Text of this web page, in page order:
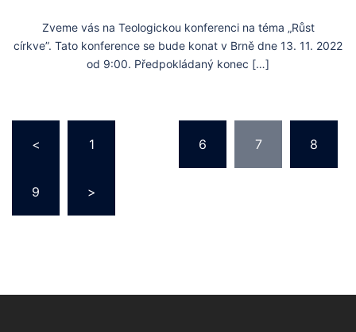
Zveme vás na Teologickou konferenci na téma „Růst
církve”. Tato konference se bude konat v Brně dne 13. 11. 2022
od 9:00. Předpokládaný konec […]
příspěvků
< 1 6 7 8
9 >